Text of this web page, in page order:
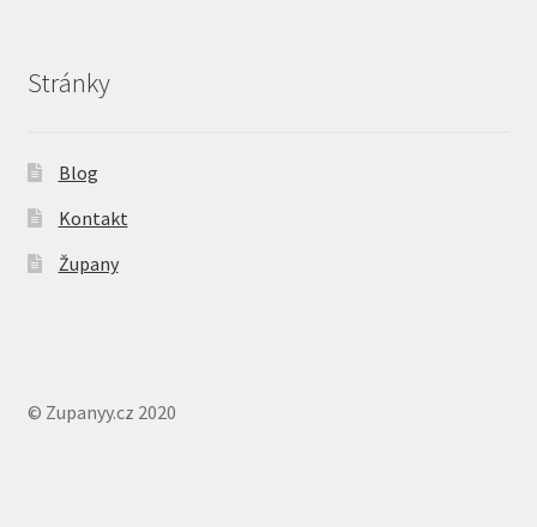
Stránky
Blog
Kontakt
Župany
© Zupanyy.cz 2020